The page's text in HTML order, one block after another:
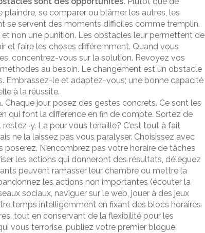
plaindre, se comparer ou blâmer les autres, les
se servent des moments difficiles comme tremplin.
non une punition. Les obstacles leur permettent de
et faire les choses différemment. Quand vous
concentrez-vous sur la solution. Revoyez vos
au besoin. Le changement est un obstacle
Embrassez-le et adaptez-vous; une bonne capacité
à la réussite.
Chaque jour, posez des gestes concrets. Ce sont les
qui font la différence en fin de compte. Sortez de
y. La peur vous tenaille? C’est tout à fait
ne la laissez pas vous paralyser. Choisissez avec
poserez. N’encombrez pas votre horaire de tâches
les actions qui donneront des résultats, déléguez
peuvent ramasser leur chambre ou mettre la
les actions non importantes (écouter la
sociaux, naviguer sur le web, jouer à des jeux
temps intelligemment en fixant des blocs horaires
tout en conservant de la flexibilité pour les
vous terrorise, publiez votre premier blogue,